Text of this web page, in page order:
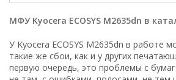
МФУ Kyocera ECOSYS M2635dn в
У Kyocera ECOSYS M2635dn в работе
такие же сбои, как и у других
первую очередь, это проблемы с